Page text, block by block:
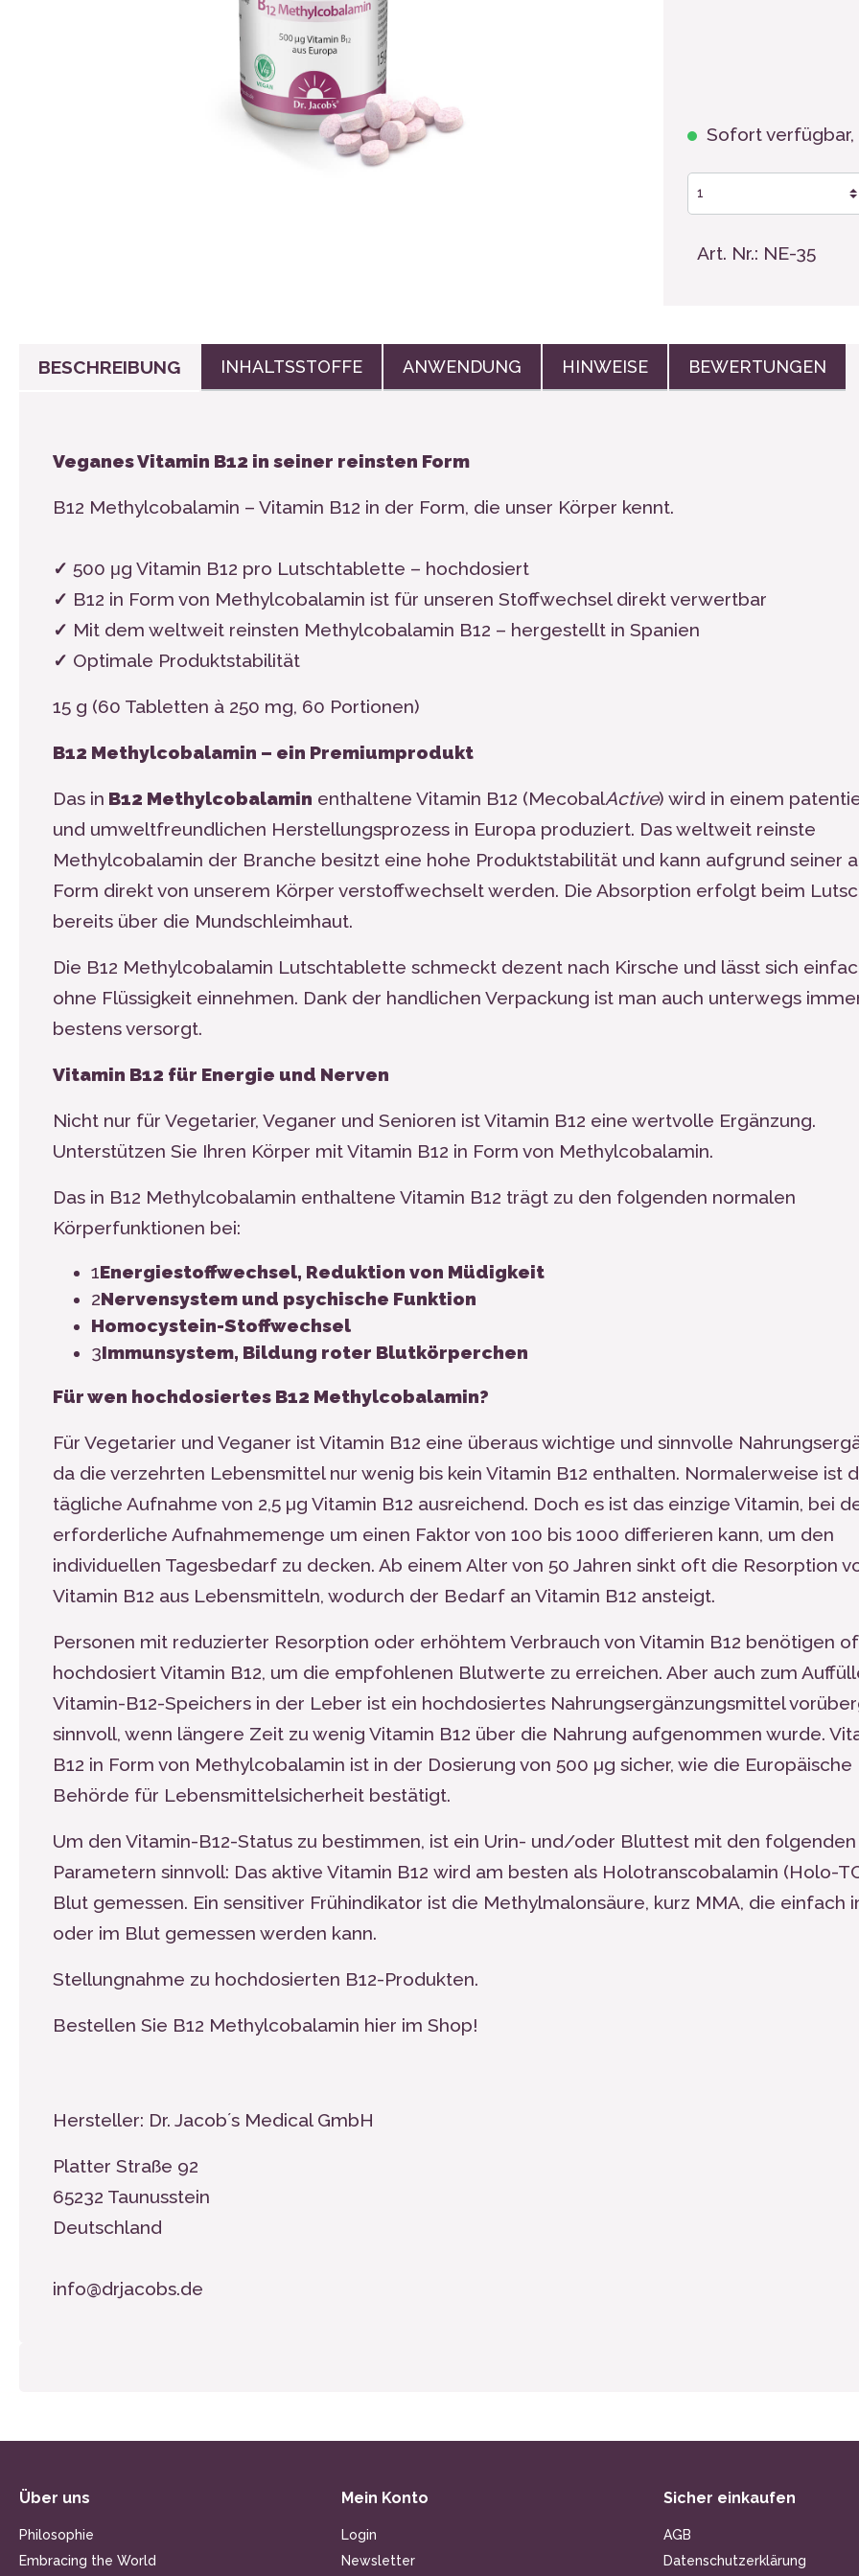
Wasserflaschen, Tassen
Stoffbinden
Sofort verfügbar,
Art. Nr.: NE-35
BESCHREIBUNG BEWERTUNGEN
ANWENDUNG
INHALTSSTOFFE HINWEISE
Veganes Vitamin B12 in seiner reinsten Form
B12 Methylcobalamin – Vitamin B12 in der Form, die unser Körper kennt.
✓ 500 μg Vitamin B12 pro Lutschtablette – hochdosiert
✓ B12 in Form von Methylcobalamin ist für unseren Stoffwechsel direkt verwertbar
✓ Mit dem weltweit reinsten Methylcobalamin B12 – hergestellt in Spanien
✓ Optimale Produktstabilität
15 g (60 Tabletten à 250 mg, 60 Portionen)
B12 Methylcobalamin – ein Premiumprodukt
Das in B12 Methylcobalamin enthaltene Vitamin B12 (MecobalActive) wird in einem
und umweltfreundlichen Herstellungsprozess in Europa produziert. Das weltweit reinste
Methylcobalamin der Branche besitzt eine hohe Produktstabilität und kann aufgrund seiner
Form direkt von unserem Körper verstoffwechselt werden. Die Absorption erfolgt beim
bereits über die Mundschleimhaut.
Die B12 Methylcobalamin Lutschtablette schmeckt dezent nach Kirsche und lässt sich
ohne Flüssigkeit einnehmen. Dank der handlichen Verpackung ist man auch unterwegs
bestens versorgt.
Vitamin B12 für Energie und Nerven
Nicht nur für Vegetarier, Veganer und Senioren ist Vitamin B12 eine wertvolle Ergänzung.
Unterstützen Sie Ihren Körper mit Vitamin B12 in Form von Methylcobalamin.
Das in B12 Methylcobalamin enthaltene Vitamin B12 trägt zu den folgenden normalen
Körperfunktionen bei:
1Energiestoffwechsel, Reduktion von Müdigkeit
2Nervensystem und psychische Funktion
Homocystein-Stoffwechsel
3Immunsystem, Bildung roter Blutkörperchen
Für wen hochdosiertes B12 Methylcobalamin?
Für Vegetarier und Veganer ist Vitamin B12 eine überaus wichtige und sinnvolle
da die verzehrten Lebensmittel nur wenig bis kein Vitamin B12 enthalten. Normalerweise ist
tägliche Aufnahme von 2,5 µg Vitamin B12 ausreichend. Doch es ist das einzige Vitamin, bei
erforderliche Aufnahmemenge um einen Faktor von 100 bis 1000 differieren kann, um den
individuellen Tagesbedarf zu decken. Ab einem Alter von 50 Jahren sinkt oft die Resorption
Vitamin B12 aus Lebensmitteln, wodurch der Bedarf an Vitamin B12 ansteigt.
Personen mit reduzierter Resorption oder erhöhtem Verbrauch von Vitamin B12 benötigen
hochdosiert Vitamin B12, um die empfohlenen Blutwerte zu erreichen. Aber auch zum
Vitamin-B12-Speichers in der Leber ist ein hochdosiertes Nahrungsergänzungsmittel
sinnvoll, wenn längere Zeit zu wenig Vitamin B12 über die Nahrung aufgenommen wurde.
B12 in Form von Methylcobalamin ist in der Dosierung von 500 µg sicher, wie die Europäische
Behörde für Lebensmittelsicherheit bestätigt.
Um den Vitamin-B12-Status zu bestimmen, ist ein Urin- und/oder Bluttest mit den folgenden
Parametern sinnvoll: Das aktive Vitamin B12 wird am besten als Holotranscobalamin (Holo-
Blut gemessen. Ein sensitiver Frühindikator ist die Methylmalonsäure, kurz MMA, die einfach
oder im Blut gemessen werden kann.
Stellungnahme zu hochdosierten B12-Produkten.
Bestellen Sie B12 Methylcobalamin hier im Shop!
Hersteller: Dr. Jacob´s Medical GmbH
Platter Straße 92
65232 Taunusstein
Deutschland
info@drjacobs.de
Über uns
Philosophie
Embracing the World
Mein Konto
Login
Newsletter
Sicher einkaufen
AGB
Datenschutzerklärung